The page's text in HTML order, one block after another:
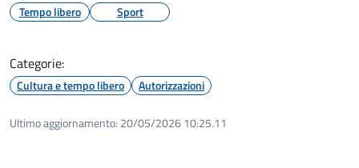
Tempo libero Sport
Categorie:
Cultura e tempo libero Autorizzazioni
Ultimo aggiornamento: 20/05/2026 10:25.11